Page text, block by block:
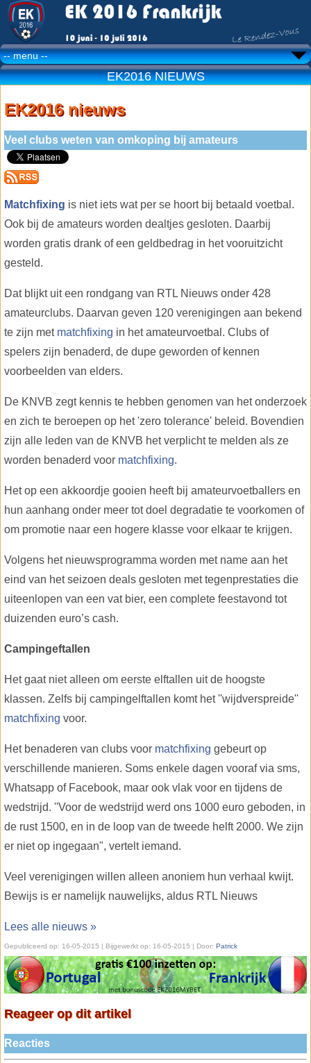
EK2016 NIEUWS
EK2016 nieuws
Veel clubs weten van omkoping bij amateurs
Matchfixing is niet iets wat per se hoort bij betaald voetbal.
Ook bij de amateurs worden dealtjes gesloten. Daarbij
worden gratis drank of een geldbedrag in het vooruitzicht
gesteld.
Dat blijkt uit een rondgang van RTL Nieuws onder 428
amateurclubs. Daarvan geven 120 verenigingen aan bekend
te zijn met matchfixing in het amateurvoetbal. Clubs of
spelers zijn benaderd, de dupe geworden of kennen
voorbeelden van elders.
De KNVB zegt kennis te hebben genomen van het onderzoek
en zich te beroepen op het 'zero tolerance' beleid. Bovendien
zijn alle leden van de KNVB het verplicht te melden als ze
worden benaderd voor matchfixing.
Het op een akkoordje gooien heeft bij amateurvoetballers en
hun aanhang onder meer tot doel degradatie te voorkomen of
om promotie naar een hogere klasse voor elkaar te krijgen.
Volgens het nieuwsprogramma worden met name aan het
eind van het seizoen deals gesloten met tegenprestaties die
uiteenlopen van een vat bier, een complete feestavond tot
duizenden euro’s cash.
Campingeftallen
Het gaat niet alleen om eerste elftallen uit de hoogste
klassen. Zelfs bij campingelftallen komt het ''wijdverspreide''
matchfixing voor.
Het benaderen van clubs voor matchfixing gebeurt op
verschillende manieren. Soms enkele dagen vooraf via sms,
Whatsapp of Facebook, maar ook vlak voor en tijdens de
wedstrijd. ''Voor de wedstrijd werd ons 1000 euro geboden, in
de rust 1500, en in de loop van de tweede helft 2000. We zijn
er niet op ingegaan", vertelt iemand.
Veel verenigingen willen alleen anoniem hun verhaal kwijt.
Bewijs is er namelijk nauwelijks, aldus RTL Nieuws
Lees alle nieuws »
Gepubliceerd op: 16-05-2015 | Bijgewerkt op: 16-05-2015 | Door: Patrick
Reageer op dit artikel
Reacties